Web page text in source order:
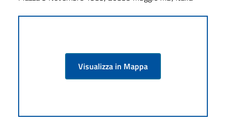
Visualizza in Mappa